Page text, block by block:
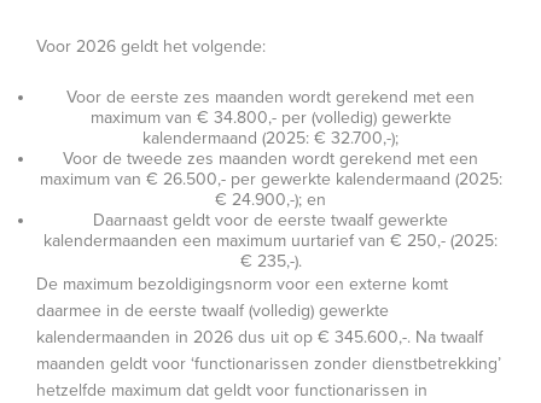
Voor 2026 geldt het volgende:
Voor de eerste zes maanden wordt gerekend met een
maximum van € 34.800,- per (volledig) gewerkte
kalendermaand (2025: € 32.700,-);
Voor de tweede zes maanden wordt gerekend met een
maximum van € 26.500,- per gewerkte kalendermaand (2025:
€ 24.900,-); en
Daarnaast geldt voor de eerste twaalf gewerkte
kalendermaanden een maximum uurtarief van € 250,- (2025:
€ 235,-).
De maximum bezoldigingsnorm voor een externe komt
daarmee in de eerste twaalf (volledig) gewerkte
kalendermaanden in 2026 dus uit op € 345.600,-. Na twaalf
maanden geldt voor ‘functionarissen zonder dienstbetrekking’
hetzelfde maximum dat geldt voor functionarissen in